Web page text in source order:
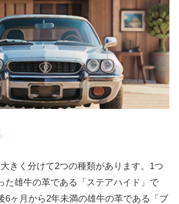
きく分けて2つの種類があります。1つ
た雄牛の革である「ステアハイド」で
6ヶ月から2年未満の雄牛の革である「ブ